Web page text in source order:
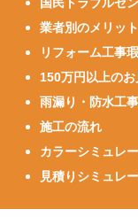
国民トラブルセ
業者別のメリッ
リフォーム工事
150万円以上の
雨漏り・防水工
施工の流れ
カラーシミュレ
見積りシミュレ